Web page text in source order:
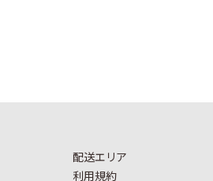
配送エリア
利用規約